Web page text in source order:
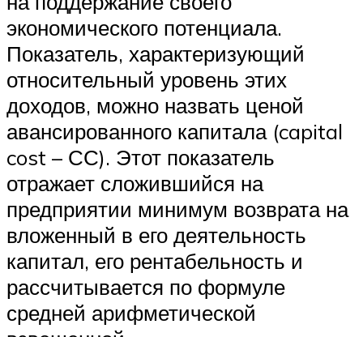
экономического потенциала.
Показатель, характеризующий
относительный уровень этих
доходов, можно назвать ценой
авансированного капитала (capital
cost – СС). Этот показатель
отражает сложившийся на
предприятии минимум возврата на
вложенный в его деятельность
капитал, его рентабельность и
рассчитывается по формуле
средней арифметической